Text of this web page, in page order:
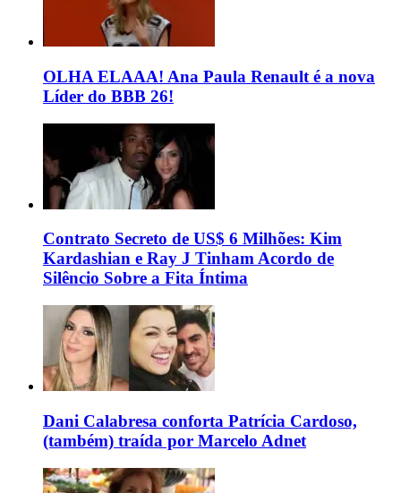
OLHA ELAAA! Ana Paula Renault é a nova
Líder do BBB 26!
Contrato Secreto de US$ 6 Milhões: Kim
Kardashian e Ray J Tinham Acordo de
Silêncio Sobre a Fita Íntima
Dani Calabresa conforta Patrícia Cardoso,
(também) traída por Marcelo Adnet